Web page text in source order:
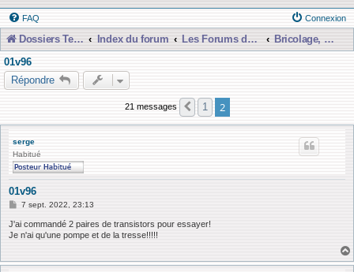
FAQ Connexion
Dossiers Techniques Index du forum Les Forums de Discussions
Bricolage, Dépannage, Construction
01v96
Répondre
21 messages Précédente
1 2
serge
Habitué
01v96
M
s
s
e
7 sept. 2022, 23:13
J'ai commandé 2 paires de transistors pour essayer!
Je n'ai qu'une pompe et de la tresse!!!!!